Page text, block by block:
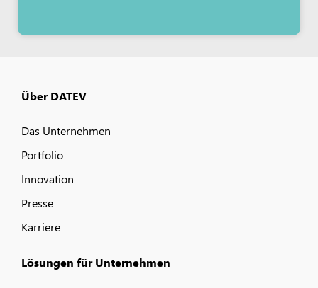
Über DATEV
Das Unternehmen
Portfolio
Innovation
Presse
Karriere
Lösungen für Unternehmen